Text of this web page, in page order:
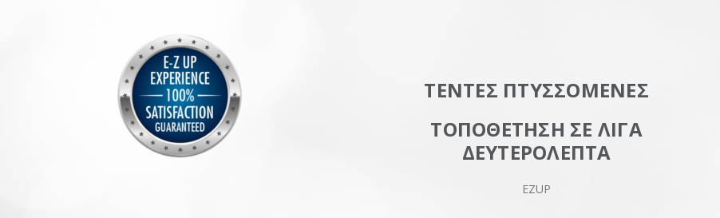
ΤΕΝΤΕΣ ΠΤΥΣΣΟΜΕΝΕΣ
ΤΟΠΟΘΕΤΗΣΗ ΣΕ ΛΙΓΑ
ΔΕΥΤΕΡΟΛΕΠΤΑ
EZUP